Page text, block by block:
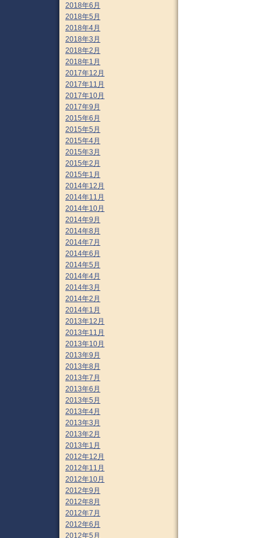
2018年6月
2018年5月
2018年4月
2018年3月
2018年2月
2018年1月
2017年12月
2017年11月
2017年10月
2017年9月
2015年6月
2015年5月
2015年4月
2015年3月
2015年2月
2015年1月
2014年12月
2014年11月
2014年10月
2014年9月
2014年8月
2014年7月
2014年6月
2014年5月
2014年4月
2014年3月
2014年2月
2014年1月
2013年12月
2013年11月
2013年10月
2013年9月
2013年8月
2013年7月
2013年6月
2013年5月
2013年4月
2013年3月
2013年2月
2013年1月
2012年12月
2012年11月
2012年10月
2012年9月
2012年8月
2012年7月
2012年6月
2012年5月